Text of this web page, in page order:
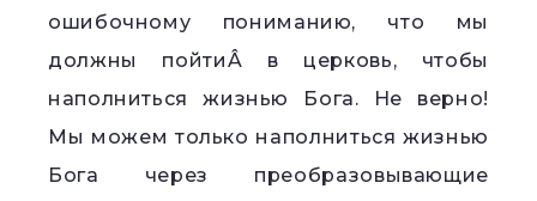
ошибочному пониманию, что мы
должны пойтиÂ в церковь, чтобы
наполниться жизнью Бога. Не верно!
Мы можем только наполниться жизнью
Бога через преобразовывающие